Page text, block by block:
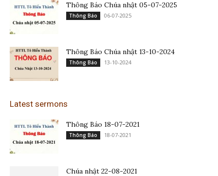
Thông Báo Chúa nhật 05-07-2025
Thông Báo 06-07-2025
Thông Báo Chúa nhật 13-10-2024
Thông Báo 13-10-2024
Latest sermons
Thông Báo 18-07-2021
Thông Báo 18-07-2021
Chúa nhật 22-08-2021